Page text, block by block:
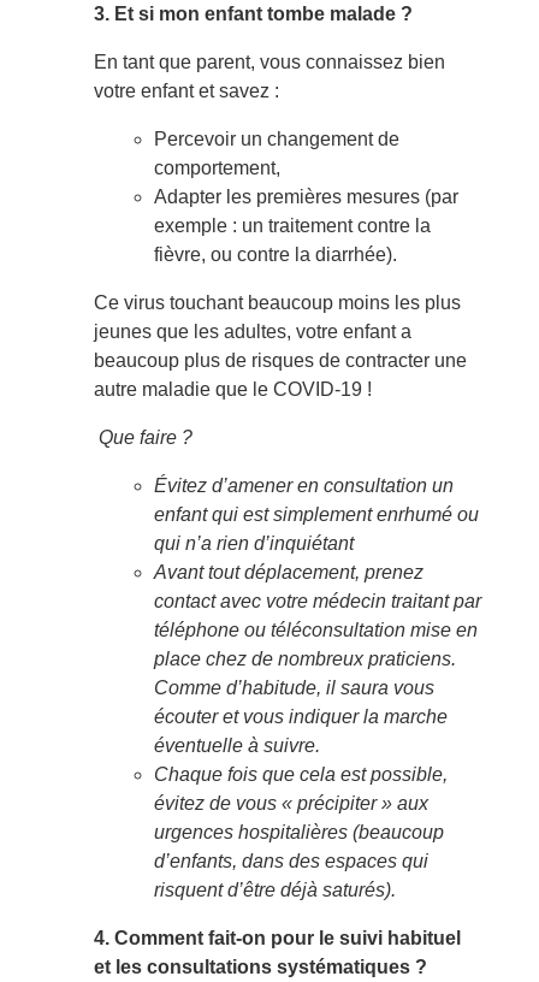
3. Et si mon enfant tombe malade ?
En tant que parent, vous connaissez bien
votre enfant et savez :
Percevoir un changement de
comportement,
Adapter les premières mesures (par
exemple : un traitement contre la
fièvre, ou contre la diarrhée).
Ce virus touchant beaucoup moins les plus
jeunes que les adultes, votre enfant a
beaucoup plus de risques de contracter une
autre maladie que le COVID-19 !
Que faire ?
Évitez d’amener en consultation un
enfant qui est simplement enrhumé ou
qui n’a rien d’inquiétant
Avant tout déplacement, prenez
contact avec votre médecin traitant par
téléphone ou téléconsultation mise en
place chez de nombreux praticiens.
Comme d’habitude, il saura vous
écouter et vous indiquer la marche
éventuelle à suivre.
Chaque fois que cela est possible,
évitez de vous « précipiter » aux
urgences hospitalières (beaucoup
d’enfants, dans des espaces qui
risquent d’être déjà saturés).
4. Comment fait-on pour le suivi habituel
et les consultations systématiques ?